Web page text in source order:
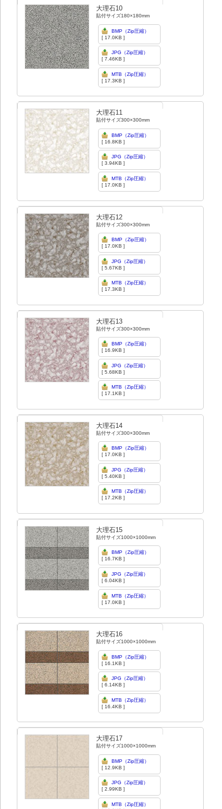
大理石10
貼付サイズ180×180mm
BMP（Zip圧縮）
[ 17.0KB ]
JPG（Zip圧縮）
[ 7.46KB ]
MTB（Zip圧縮）
[ 17.3KB ]
大理石11
貼付サイズ300×300mm
BMP（Zip圧縮）
[ 16.8KB ]
JPG（Zip圧縮）
[ 3.94KB ]
MTB（Zip圧縮）
[ 17.0KB ]
大理石12
貼付サイズ300×300mm
BMP（Zip圧縮）
[ 17.0KB ]
JPG（Zip圧縮）
[ 5.67KB ]
MTB（Zip圧縮）
[ 17.3KB ]
大理石13
貼付サイズ300×300mm
BMP（Zip圧縮）
[ 16.9KB ]
JPG（Zip圧縮）
[ 5.68KB ]
MTB（Zip圧縮）
[ 17.1KB ]
大理石14
貼付サイズ300×300mm
BMP（Zip圧縮）
[ 17.0KB ]
JPG（Zip圧縮）
[ 5.40KB ]
MTB（Zip圧縮）
[ 17.2KB ]
大理石15
貼付サイズ1000×1000mm
BMP（Zip圧縮）
[ 16.7KB ]
JPG（Zip圧縮）
[ 6.04KB ]
MTB（Zip圧縮）
[ 17.0KB ]
大理石16
貼付サイズ1000×1000mm
BMP（Zip圧縮）
[ 16.1KB ]
JPG（Zip圧縮）
[ 6.14KB ]
MTB（Zip圧縮）
[ 16.4KB ]
大理石17
貼付サイズ1000×1000mm
BMP（Zip圧縮）
[ 12.9KB ]
JPG（Zip圧縮）
[ 2.99KB ]
MTB（Zip圧縮）